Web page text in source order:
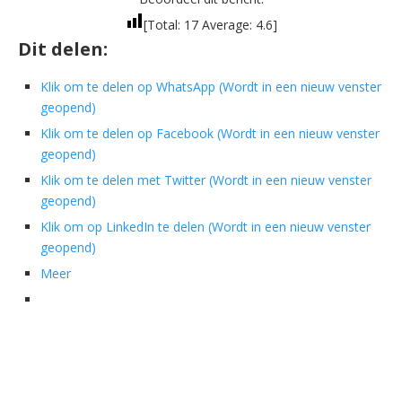
[Total: 17Average: 4.6]
Dit delen:
Klik om te delen op WhatsApp (Wordt in een nieuw venster
geopend)
Klik om te delen op Facebook (Wordt in een nieuw venster
geopend)
Klik om te delen met Twitter (Wordt in een nieuw venster
geopend)
Klik om op LinkedIn te delen (Wordt in een nieuw venster
geopend)
Meer